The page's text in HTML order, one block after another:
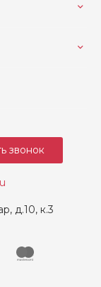
д.10, к.3
звонок